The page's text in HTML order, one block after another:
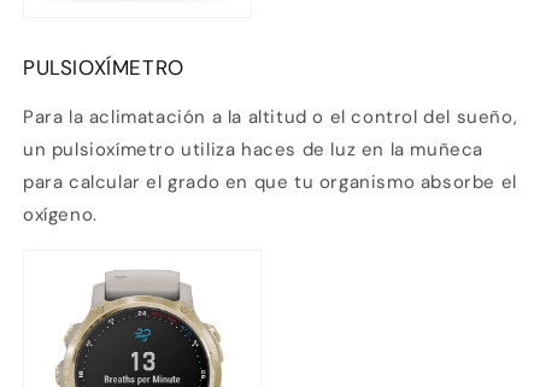
PULSIOXÍMETRO
Para la aclimatación a la altitud o el control del sueño,
un pulsioxímetro utiliza haces de luz en la muñeca
para calcular el grado en que tu organismo absorbe el
oxígeno.